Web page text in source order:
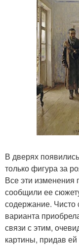
В дверях
только фигура за
Все эти изменения
сообщили ее
содержание. Чисто
варианта
связи с этим,
картины, придав